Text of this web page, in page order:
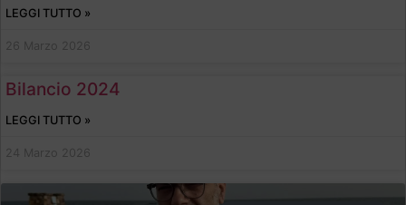
LEGGI TUTTO »
26 Marzo 2026
Bilancio 2024
LEGGI TUTTO »
24 Marzo 2026